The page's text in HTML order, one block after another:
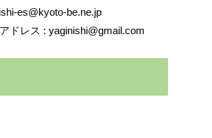
es@kyoto-be.ne.jp
ドレス : yaginishi@gmail.com